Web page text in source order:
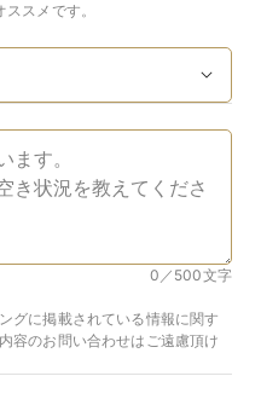
スメです。
0／500文字
グに掲載されている情報に関す
容のお問い合わせはご遠慮頂け